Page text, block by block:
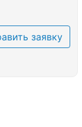
заявку